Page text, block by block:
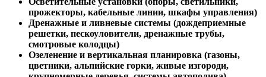
прожекторы, кабельные линии, шкафы управления)
Дренажные и ливневые системы (дождеприемные
решетки, пескоуловители, дренажные трубы,
смотровые колодцы)
Озеленение и вертикальная планировка (газоны,
цветники, альпийские горки, живые изгороди,